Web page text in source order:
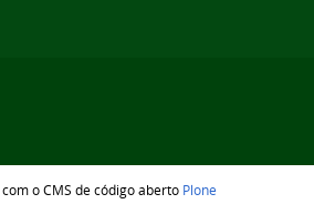
o CMS de código aberto Plone